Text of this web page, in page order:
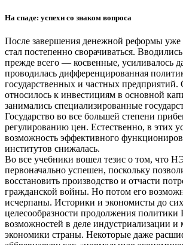
На спаде: успехи со знаком вопроса
После завершения денежной реформы
стал постепенно сворачиваться.
прежде всего — косвенные, усиливалось
проводилась дифференцированная
государственных и частных предприятий.
относилось к инвестициям в основной
занимались специализированные
Государство во все большей степени
регулированию цен. Естественно, в этих
возможность эффективного
институтов снижалась.
Во все учебники вошел тезис о том, что
первоначально успешен, поскольку
восстановить производство и отчасти
гражданской войны. Но потом его
исчерпаны. Историки и экономисты до
целесообразности продолжения
возможностей в деле индустриализации и
экономики страны. Некоторые даже